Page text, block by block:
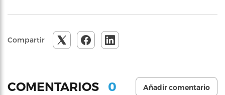
Compartir
COMENTARIOS 0 Añadir comentario